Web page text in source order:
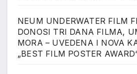
NEUM UNDERWATER FILM
DONOSI TRI DANA FILMA,
MORA – UVEDENA I NOVA
„BEST FILM POSTER